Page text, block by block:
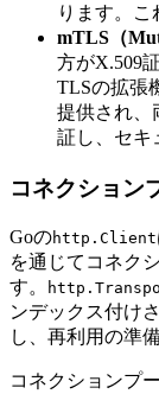
ります。こ
mTLS（
方がX.509
TLSの拡張
提供され、
証し、セキ
コネクション
Goのhttp.Client
を通じてコネク
す。
ンデックス付け
し、再利用の準
コネクションプ